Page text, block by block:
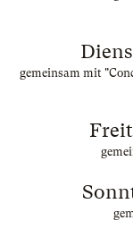
gemeinsam mit